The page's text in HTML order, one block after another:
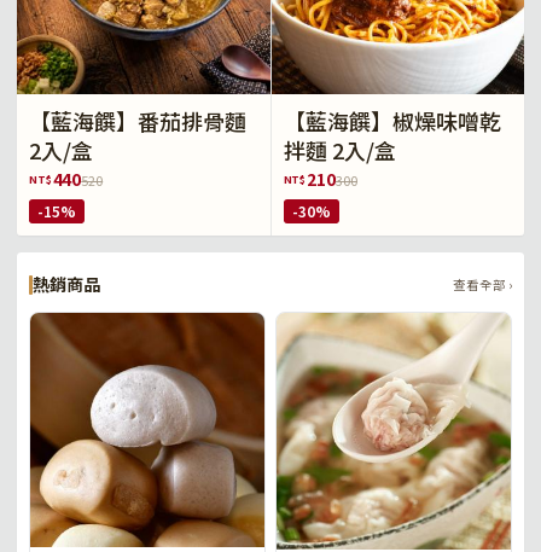
【藍海饌】番茄排骨麵
2入/盒
NT$440520
-15%
【藍海饌】椒燥味噌乾
拌麵 2入/盒
NT$ 210300
-30%
熱銷商品 查看全部 ›